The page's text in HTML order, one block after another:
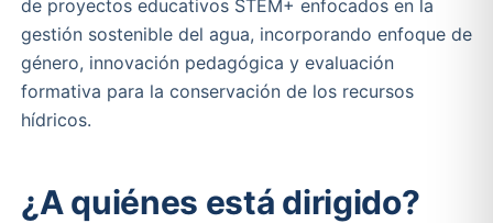
de proyectos educativos STEM+ enfocados en la
gestión sostenible del agua, incorporando enfoque de
género, innovación pedagógica y evaluación
formativa para la conservación de los recursos
hídricos.
¿A quiénes está dirigido?